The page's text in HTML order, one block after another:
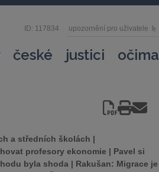
ID: 117834 upozornění pro uživatele
justici očima
a středních školách |
profesory ekonomie | Pavel si
byla shoda | Rakušan: Migrace je